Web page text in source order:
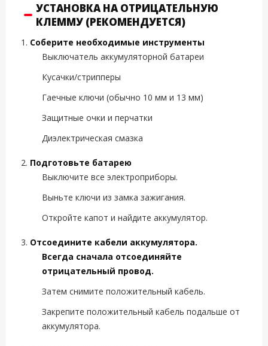
УСТАНОВКА НА ОТРИЦАТЕЛЬНУЮ
КЛЕММУ (РЕКОМЕНДУЕТСЯ)
Соберите необходимые инструменты
Выключатель аккумуляторной батареи
Кусачки/стрипперы
Гаечные ключи (обычно 10 мм и 13 мм)
Защитные очки и перчатки
Диэлектрическая смазка
Подготовьте батарею
Выключите все электроприборы.
Выньте ключи из замка зажигания.
Откройте капот и найдите аккумулятор.
Отсоедините кабели аккумулятора.
Всегда сначала отсоединяйте
отрицательный провод.
Затем снимите положительный кабель.
Закрепите положительный кабель подальше от
аккумулятора.